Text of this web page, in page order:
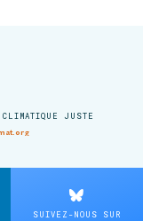
JUSTE
SUIVEZ-NOUS SUR